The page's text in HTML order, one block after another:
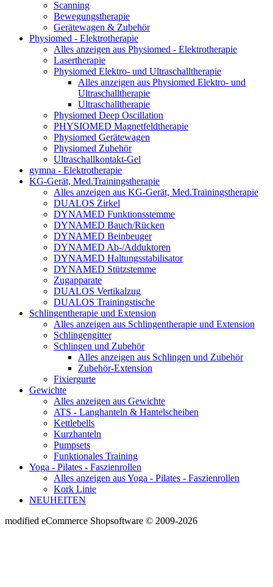
Scanning
Bewegungstherapie
Gerätewagen & Zubehör
Physiomed - Elektrotherapie
Alles anzeigen aus Physiomed - Elektrotherapie
Lasertherapie
Physiomed Elektro- und Ultraschalltherapie
Alles anzeigen aus Physiomed Elektro- und
Ultraschalltherapie
Ultraschalltherapie
Physiomed Deep Oscillation
PHYSIOMED Magnetfeldtherapie
Physiomed Gerätewagen
Physiomed Zubehör
Ultraschallkontakt-Gel
gymna - Elektrotherapie
KG-Gerät, Med.Trainingstherapie
Alles anzeigen aus KG-Gerät, Med.Trainingstherapie
DUALOS Zirkel
DYNAMED Funktionsstemme
DYNAMED Bauch/Rücken
DYNAMED Beinbeuger
DYNAMED Ab-/Adduktoren
DYNAMED Haltungsstabilisator
DYNAMED Stützstemme
Zugapparate
DUALOS Vertikalzug
DUALOS Trainingstische
Schlingentherapie und Extension
Alles anzeigen aus Schlingentherapie und Extension
Schlingengitter
Schlingen und Zubehör
Alles anzeigen aus Schlingen und Zubehör
Zubehör-Extension
Fixiergurte
Gewichte
Alles anzeigen aus Gewichte
ATS - Langhanteln & Hantelscheiben
Kettlebells
Kurzhanteln
Pumpsets
Funktionales Training
Yoga - Pilates - Faszienrollen
Alles anzeigen aus Yoga - Pilates - Faszienrollen
Kork Linie
NEUHEITEN
modified eCommerce Shopsoftware © 2009-2026